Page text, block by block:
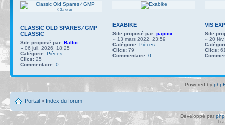
CLASSIC OLD SPARES ∕ GMP
CLASSIC
Site proposé par: Baltic
» 06 juil. 2026, 18:25
Catégorie: Pièces
Clics: 25
Commentaire: 0
EXABIKE
Site proposé par: papicx
» 13 mars 2022, 23:59
Catégorie: Pièces
Clics: 79
Commentaire: 0
VIS
Site
» 20
Clics:
Powered by
Portail » Index du forum
Développé par